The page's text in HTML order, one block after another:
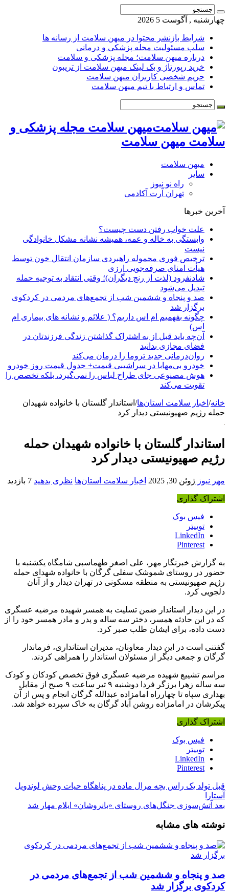
چهارشنبه , آگوست 5 2026
شرایط بازنشر محتوا در میهن سلامت از رسانه ها
سلب مسئولیت مجله پزشکی و درمانی
درباره میهن سلامت؛ مجله پزشکی و سلامت
خرید رپورتاژ و بک لینک میهن سلامت از تریبون
حریم شخصی کاربران میهن سلامت
تماس و ارتباط با تیم میهن سلامت
میهن سلامت مجله پزشکی و
سلامت میهن سلامت
میهن سلامت
سایر
راه نو نیوز
تهران آرت آکادمی
آخرین خبرها
علت خواب رفتن دست چیست؟
وابستگی به خاله و عمه، همیشه نشانه مشکل خانوادگی
نیست
ترخیص فوری محموله راهبردی سازمان انتقال خون توسط
هیأت امنای صرفه‌جویی ارزی
شادنفرود (لذت از رنج دیگران)؛ وقتی انتقاد به توجیه حمله
تبدیل می‌شود
صد و پنجاه‌ و ششمین شب از تجمع‌های مردمی در کردکوی
برگزار شد
چگونه بفهمیم ام اس داریم؟ ( علائم و نشانه های بیماری ام
اس)
آن‌چه باید قبل از به اشتراک گذاشتن زندگی فرزندتان در
فضای مجازی بدانید
روان‌درمانی جدید تروما را درمان می‌کند
خودرو بی‌مهابا در سراشیبی قیمت+ جدول قیمت روز خودرو
هوش مصنوعی جای طراح لباس را نمی‌گیرد، بلکه تخصص را
تقویت می‌کند
خانه/ اخبار سلامت استان‌ها/ استاندار گلستان با خانواده شهیدان
حمله رژیم صهیونیستی دیدار کرد
استاندار گلستان با خانواده شهیدان حمله
رژیم صهیونیستی دیدار کرد
مهر نیوز ژوئن 30, 2025 اخبار سلامت استان‌ها نظری بدهید 7 بازدید
اشتراک گذاری
فیس بوک
توییتر
LinkedIn
Pinterest
به گزارش خبرنگار مهر، علی اصغر طهماسبی شامگاه یکشنبه با
حضور در روستای شموشک سفلی گرگان با خانواده شهدای حمله
رژیم صهیونیستی به منطقه مسکونی در تهران دیدار و از آنان
دلجویی کرد.
در این دیدار استاندار ضمن تسلیت به همسر شهیده مرضیه عسگری
که در این حادثه همسر، دختر سه ساله و پدر و مادر همسر خود را از
دست داده، برای ایشان طلب صبر کرد.
گفتنی است در این دیدار معاونان، مدیران استانداری، فرماندار
گرگان و جمعی دیگر از مسئولان استاندار را همراهی کردند.
مراسم تشییع شهیده مرضیه عسگری فوق تخصص کودکان و کودک
سه ساله زهرا برزگر فردا دوشنبه ۹ تیر ساعت ۹ صبح از مقابل
بهداری سپاه تا چهارراه امامزاده عبدالله گرگان انجام و پس از آن
پیکرشان در امامزاده روشن آباد گرگان به خاک سپرده خواهد شد.
اشتراک گذاری
فیس بوک
توییتر
LinkedIn
Pinterest
قبل تولد یک راس بچه مرال ماده در پناهگاه حیات وحش لوندویل
آستارا
بعد آتش‌سوزی جنگل‌های روستای «بانروشان» ایلام مهار شد
نوشته های مشابه
صد و پنجاه‌ و ششمین شب از تجمع‌های مردمی در
کردکوی برگزار شد